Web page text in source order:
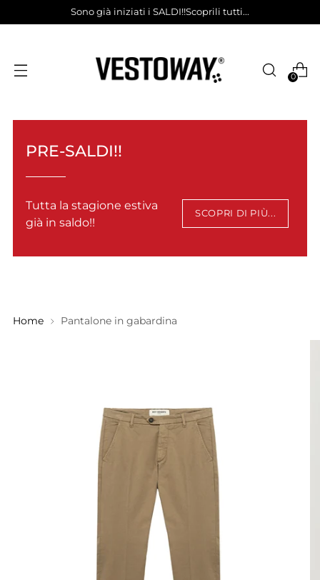
Sono già iniziati i SALDI!!Scoprili tutti...
0
PRE-SALDI!!
Tutta la stagione estiva
già in saldo!!
SCOPRI DI PIÙ...
Home Pantalone in gabardina